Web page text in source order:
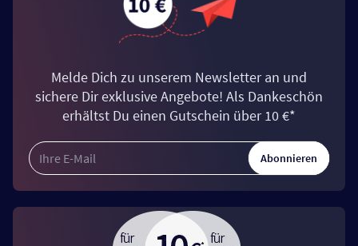
Melde Dich zu unserem Newsletter an und
sichere Dir exklusive Angebote! Als Dankeschön
erhältst Du einen Gutschein über 10 €*
Abonnieren